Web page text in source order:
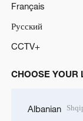
Français
Русский
CCTV+
CHOOSE YOUR
Albanian